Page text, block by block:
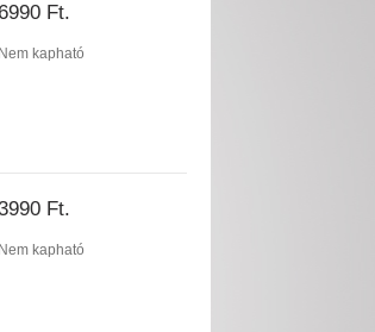
Ft.
Nem kapható
Ft.
Nem kapható